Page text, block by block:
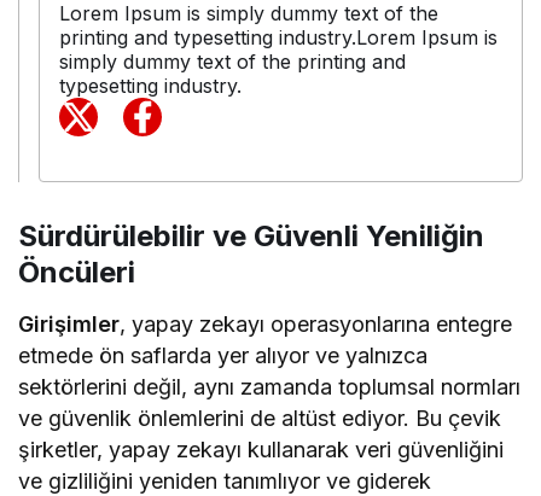
Lorem Ipsum is simply dummy text of the
printing and typesetting industry.Lorem Ipsum is
simply dummy text of the printing and
typesetting industry.
Sürdürülebilir ve Güvenli Yeniliğin
Öncüleri
Girişimler, yapay zekayı operasyonlarına entegre
etmede ön saflarda yer alıyor ve yalnızca
sektörlerini değil, aynı zamanda toplumsal normları
ve güvenlik önlemlerini de altüst ediyor. Bu çevik
şirketler, yapay zekayı kullanarak veri güvenliğini
ve gizliliğini yeniden tanımlıyor ve giderek